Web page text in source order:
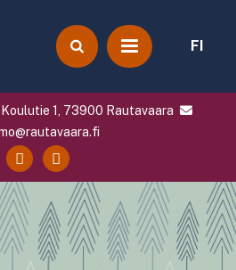
FI
Koulutie 1, 73900 Rautavaara